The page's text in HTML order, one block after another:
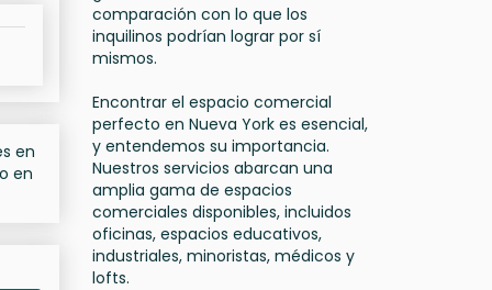
en
en
comparación con lo que los
inquilinos podrían lograr por sí
mismos.
Encontrar el espacio comercial
perfecto en Nueva York es esencial,
y entendemos su importancia.
Nuestros servicios abarcan una
amplia gama de espacios
comerciales disponibles, incluidos
oficinas, espacios educativos,
industriales, minoristas, médicos y
lofts.